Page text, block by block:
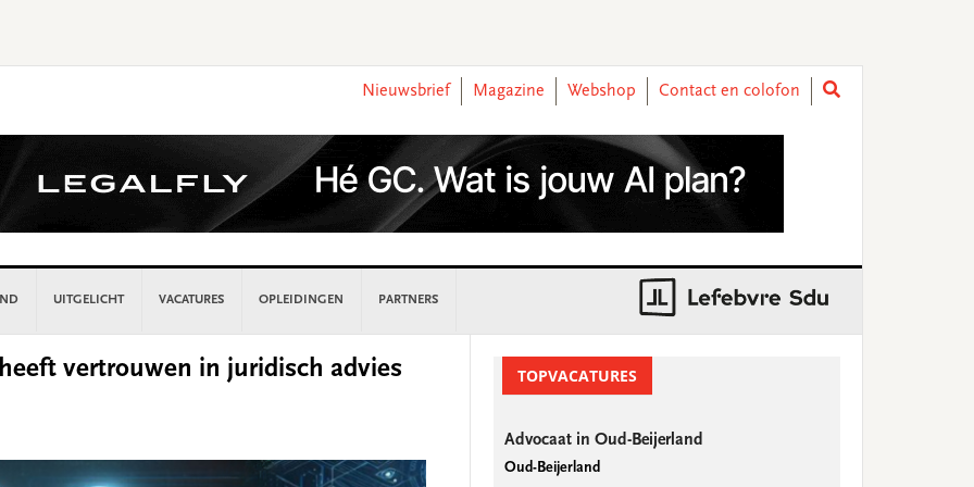
Nieuwsbrief
Magazine Webshop Contact en colofon
UITGELICHT VACATURES OPLEIDINGEN PARTNERS
vertrouwen in juridisch advies
SidebarTOPVACATURES
Advocaat in Oud-Beijerland
Oud-Beijerland